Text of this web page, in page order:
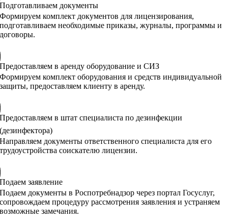
Подготавливаем документы
Формируем комплект документов для лицензирования,
подготавливаем необходимые приказы, журналы, программы и
договоры.
Предоставляем в аренду оборудование и СИЗ
Формируем комплект оборудования и средств индивидуальной
защиты, предоставляем клиенту в аренду.
Предоставляем в штат специалиста по дезинфекции
(дезинфектора)
Направляем документы ответственного специалиста для его
трудоустройства соискателю лицензии.
Подаем заявление
Подаем документы в Роспотребнадзор через портал Госуслуг,
сопровождаем процедуру рассмотрения заявления и устраняем
возможные замечания.